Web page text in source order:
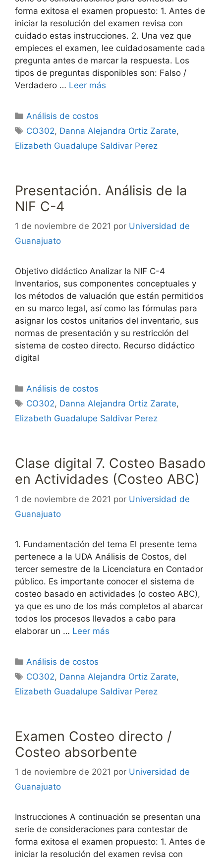
forma exitosa el examen propuesto: 1. Antes de
iniciar la resolución del examen revisa con
cuidado estas instrucciones. 2. Una vez que
empieces el examen, lee cuidadosamente cada
pregunta antes de marcar la respuesta. Los
tipos de preguntas disponibles son: Falso /
Verdadero … Leer más
Categorías
Análisis de costos
Etiquetas
CO302, Danna Alejandra Ortiz Zarate,
Elizabeth Guadalupe Saldivar Perez
Presentación. Análisis de la
NIF C-4
1 de noviembre de 2021 por Universidad de
Guanajuato
Objetivo didáctico Analizar la NIF C-4
Inventarios, sus componentes conceptuales y
los métodos de valuación que están permitidos
en su marco legal, así como las fórmulas para
asignar los costos unitarios del inventario, sus
normas de presentación y su restricción del
sistema de costeo directo. Recurso didáctico
digital
Categorías
Análisis de costos
Etiquetas
CO302, Danna Alejandra Ortiz Zarate,
Elizabeth Guadalupe Saldivar Perez
Clase digital 7. Costeo Basado
en Actividades (Costeo ABC)
1 de noviembre de 2021 por Universidad de
Guanajuato
1. Fundamentación del tema El presente tema
pertenece a la UDA Análisis de Costos, del
tercer semestre de la Licenciatura en Contador
público. Es importante conocer el sistema de
costeo basado en actividades (o costeo ABC),
ya que es uno de los más completos al abarcar
todos los procesos llevados a cabo para
elaborar un … Leer más
Categorías
Análisis de costos
Etiquetas
CO302, Danna Alejandra Ortiz Zarate,
Elizabeth Guadalupe Saldivar Perez
Examen Costeo directo /
Costeo absorbente
1 de noviembre de 2021 por Universidad de
Guanajuato
Instrucciones A continuación se presentan una
serie de consideraciones para contestar de
forma exitosa el examen propuesto: 1. Antes de
iniciar la resolución del examen revisa con